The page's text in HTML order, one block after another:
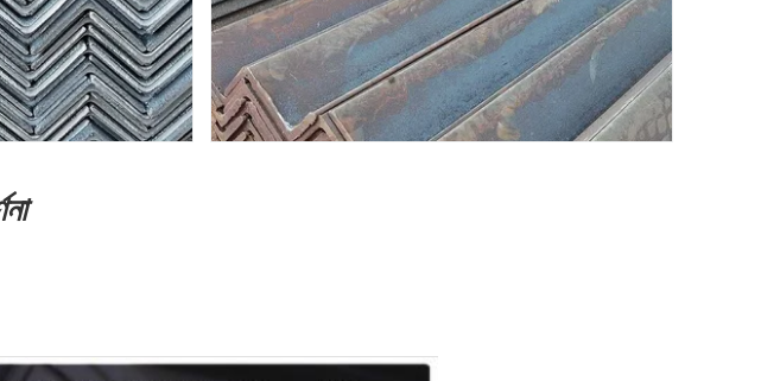
সমন্বয়ে গঠিত হতে পারে,এবং উপাদানগুলির মধ্যে সংযোগকারী